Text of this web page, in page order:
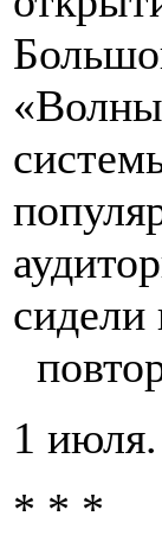
1 июля.
* * *